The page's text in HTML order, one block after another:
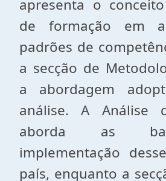
apresenta o
de formação em
padrões de
a secção de
a abordagem
análise. A Análise
aborda as
implementação
país, enquanto a